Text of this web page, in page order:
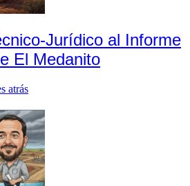
Jurídico al Informe
El Medanito
atrás